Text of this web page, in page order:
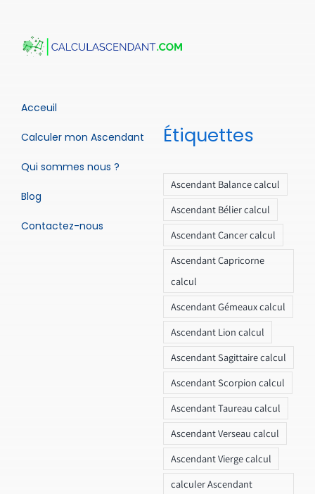
Acceuil
Calculer mon Ascendant
Qui sommes nous ?
Blog
Contactez-nous
Étiquettes
Ascendant Balance calcul
Ascendant Bélier calcul
Ascendant Cancer calcul
Ascendant Capricorne
calcul
Ascendant Gémeaux calcul
Ascendant Lion calcul
Ascendant Sagittaire calcul
Ascendant Scorpion calcul
Ascendant Taureau calcul
Ascendant Verseau calcul
Ascendant Vierge calcul
calculer Ascendant